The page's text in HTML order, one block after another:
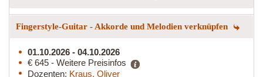
Fingerstyle-Guitar - Akkorde und Melodien verknüpfen
01.10.2026 - 04.10.2026
€ 645 - Weitere Preisinfos
Dozenten: Kraus, Oliver